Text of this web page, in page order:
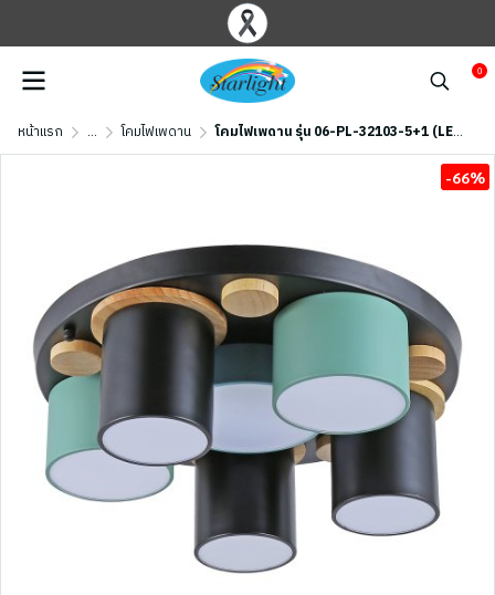
0
หน้าแรก ... โคมไฟเพดาน โคมไฟเพดาน รุ่น 06-PL-32103-5+1 (LED 108W) สีดำ/เขียว/ฟ้า
-66%